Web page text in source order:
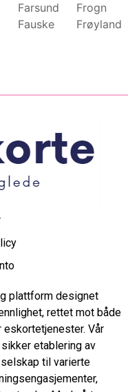
Farsund
Fauske
Frogn
Frøyland
plattform designet
rettet mot både
Vår
etablering av
til varierte